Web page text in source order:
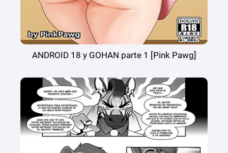
ANDROID 18 y GOHAN parte 1 [Pink Pawg]